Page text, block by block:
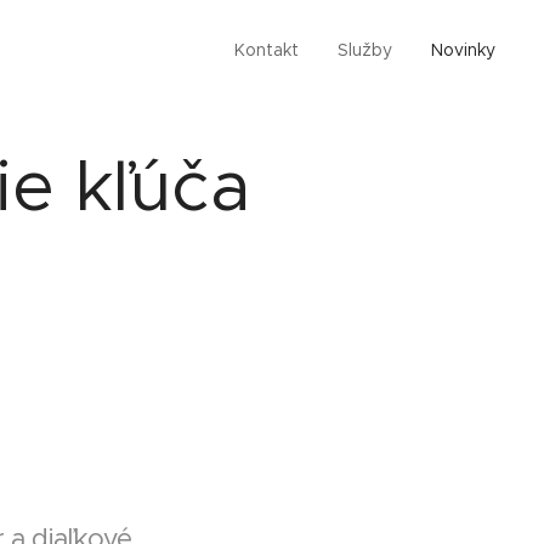
Kontakt Služby Novinky
kľúča